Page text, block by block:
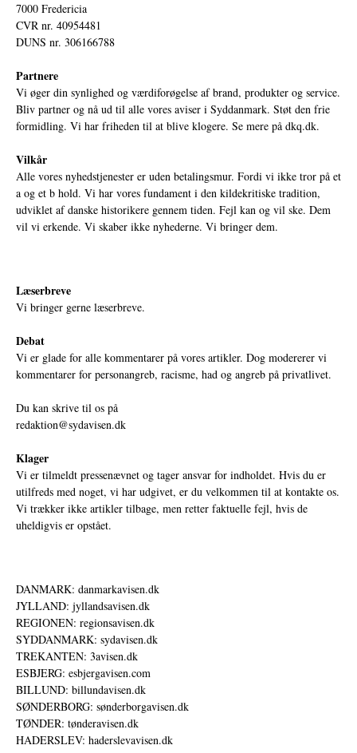
7000 Fredericia
CVR nr. 40954481
DUNS nr. 306166788
Partnere
Vi øger din synlighed og værdiforøgelse af brand, produkter og service.
Bliv partner og nå ud til alle vores aviser i Syddanmark. Støt den frie
formidling. Vi har friheden til at blive klogere. Se mere på dkq.dk.
Vilkår
Alle vores nyhedstjenester er uden betalingsmur. Fordi vi ikke tror på et
a og et b hold. Vi har vores fundament i den kildekritiske tradition,
udviklet af danske historikere gennem tiden. Fejl kan og vil ske. Dem
vil vi erkende. Vi skaber ikke nyhederne. Vi bringer dem.
Læserbreve
Vi bringer gerne læserbreve.
Debat
Vi er glade for alle kommentarer på vores artikler. Dog modererer vi
kommentarer for personangreb, racisme, had og angreb på privatlivet.
Du kan skrive til os på
redaktion@sydavisen.dk
Klager
Vi er tilmeldt pressenævnet og tager ansvar for indholdet. Hvis du er
utilfreds med noget, vi har udgivet, er du velkommen til at kontakte os.
Vi trækker ikke artikler tilbage, men retter faktuelle fejl, hvis de
uheldigvis er opstået.
DANMARK: danmarkavisen.dk
JYLLAND: jyllandsavisen.dk
REGIONEN: regionsavisen.dk
SYDDANMARK: sydavisen.dk
TREKANTEN: 3avisen.dk
ESBJERG: esbjergavisen.com
BILLUND: billundavisen.dk
SØNDERBORG: sønderborgavisen.dk
TØNDER: tønderavisen.dk
HADERSLEV: haderslevavisen.dk